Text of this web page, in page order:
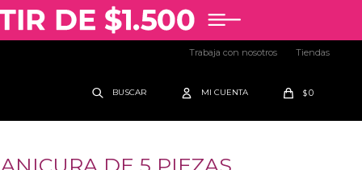
$0
Trabaja con nosotros Tiendas
DE 5 PIEZAS